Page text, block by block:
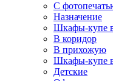
С
Назначение
Шкафы-купе
В коридор
В прихожую
Шкафы-купе
Детские